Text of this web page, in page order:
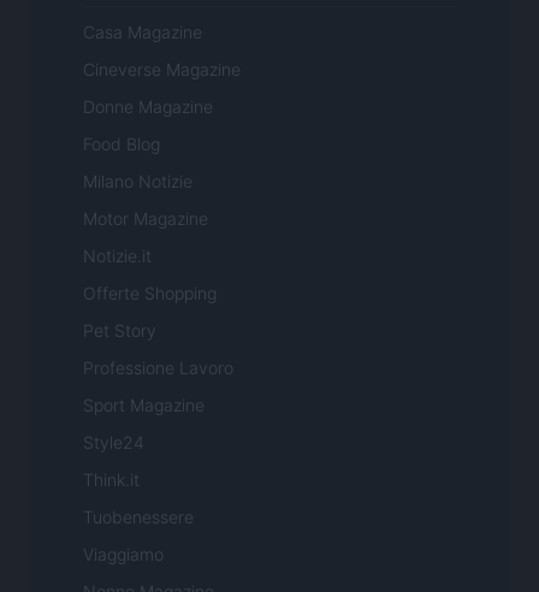
Casa Magazine
Cineverse Magazine
Donne Magazine
Food Blog
Milano Notizie
Motor Magazine
Notizie.it
Offerte Shopping
Pet Story
Professione Lavoro
Sport Magazine
Style24
Think.it
Tuobenessere
Viaggiamo